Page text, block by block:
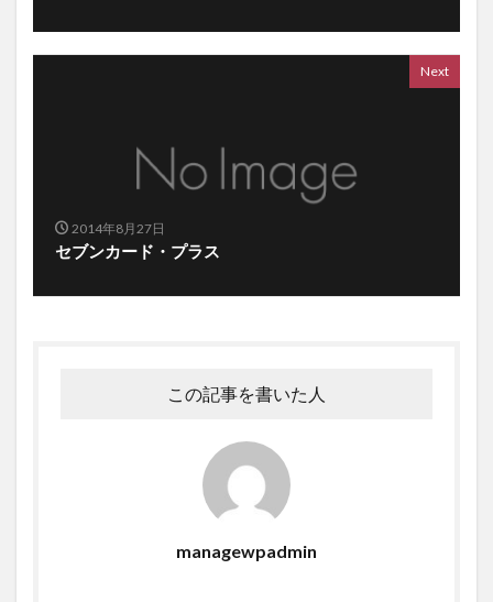
Next
2014年8月27日
セブンカード・プラス
この記事を書いた人
managewpadmin